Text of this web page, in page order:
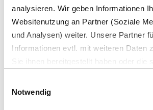
analysieren. Wir geben Informationen
Websitenutzung an Partner (Soziale
und Analysen) weiter. Unsere Partner
Informationen evtl. mit weiteren Daten
Sie ihnen bereitgestellt haben oder die
Es werden bei der Nutzung unserer
USA oder Drittstaaten übertragen und
NotwendigGeschäftsführer, Interzero EPR